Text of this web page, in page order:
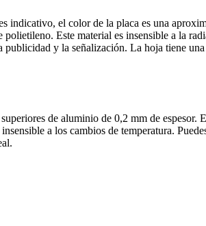
el color de la placa es una
Este material es insensible a la
y la señalización. La hoja tiene
de aluminio de 0,2 mm de espesor.
a los cambios de temperatura.